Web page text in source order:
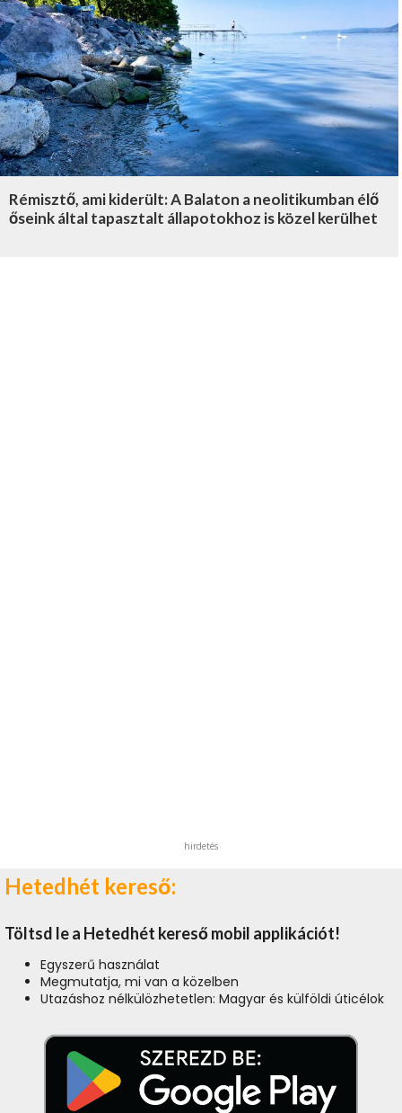
Rémisztő, ami kiderült: A Balaton a neolitikumban élő
őseink által tapasztalt állapotokhoz is közel kerülhet
hirdetés
Hetedhét kereső:
Töltsd le a Hetedhét kereső mobil applikációt!
Egyszerű használat
Megmutatja, mi van a közelben
Utazáshoz nélkülözhetetlen: Magyar és külföldi úticélok